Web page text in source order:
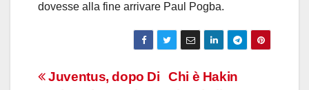
dovesse alla fine arrivare Paul Pogba.
Navigazione
Chi è Hakin
Juventus, dopo Di